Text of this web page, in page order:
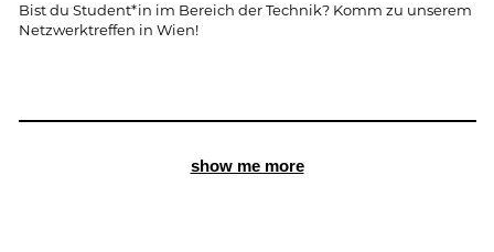
Bist du Stu­dent*in im Be­reich der Tech­nik? Komm zu un­se­rem
Netz­werk­tref­fen in Wien!
show me more